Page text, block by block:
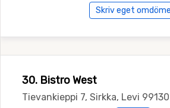
Skriv eget omdöme
30. Bistro West
Tievankieppi 7, Sirkka, Levi